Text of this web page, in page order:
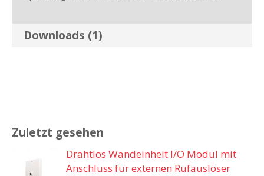
Downloads (1)
Zuletzt gesehen
Drahtlos Wandeinheit I/O Modul mit
Anschluss für externen Rufauslöser